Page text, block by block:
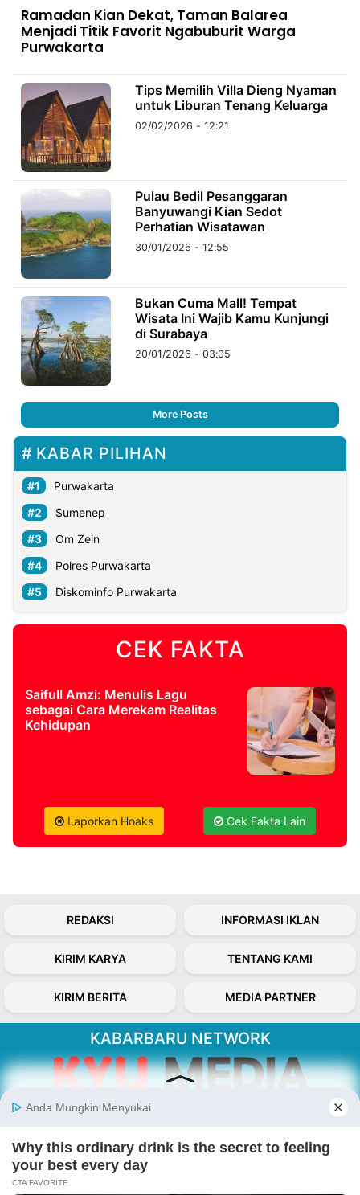
Ramadan Kian Dekat, Taman Balarea
Menjadi Titik Favorit Ngabuburit Warga
Purwakarta
Tips Memilih Villa Dieng Nyaman
untuk Liburan Tenang Keluarga
02/02/2026 - 12:21
Pulau Bedil Pesanggaran
Banyuwangi Kian Sedot
Perhatian Wisatawan
30/01/2026 - 12:55
Bukan Cuma Mall! Tempat
Wisata Ini Wajib Kamu Kunjungi
di Surabaya
20/01/2026 - 03:05
More Posts
KABAR PILIHAN
Purwakarta
Sumenep
Om Zein
Polres Purwakarta
Diskominfo Purwakarta
CEK FAKTA
Saifull Amzi: Menulis Lagu
sebagai Cara Merekam Realitas
Kehidupan
Laporkan Hoaks Cek Fakta Lain
REDAKSI INFORMASI IKLAN
KIRIM KARYA TENTANG KAMI
KIRIM BERITA MEDIA PARTNER
KABARBARU NETWORK
Kabarbaru.co menyajikan berita aktual dan
inspiratif dari sudut pandang berbaik sangka